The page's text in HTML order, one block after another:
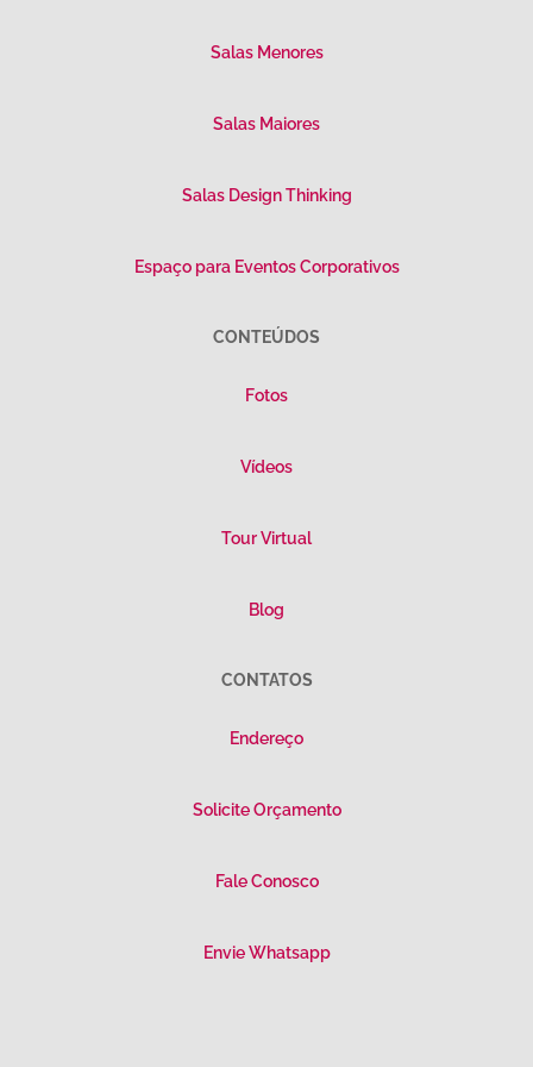
Salas Menores
Salas Maiores
Salas Design Thinking
Espaço para Eventos Corporativos
CONTEÚDOS
Fotos
Vídeos
Tour Virtual
Blog
CONTATOS
Endereço
Solicite Orçamento
Fale Conosco
Envie Whatsapp